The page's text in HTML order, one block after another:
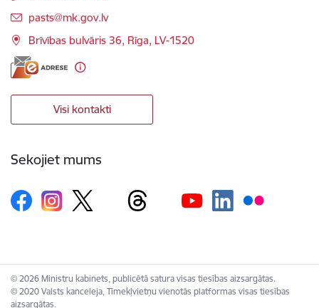
E-pasts:
pasts@mk.gov.lv
Brīvības bulvāris 36, Rīga, LV-1520
Visi kontakti
Sekojiet mums
© 2026 Ministru kabinets, publicētā satura visas tiesības aizsargātas.
© 2020 Valsts kanceleja, Tīmekļvietņu vienotās platformas visas tiesības
aizsargātas.